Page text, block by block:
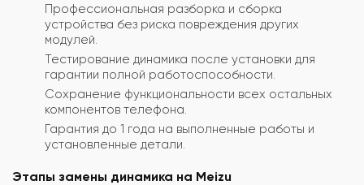
Профессиональная разборка и сборка
устройства без риска повреждения других
модулей.
Тестирование динамика после установки для
гарантии полной работоспособности.
Сохранение функциональности всех остальных
компонентов телефона.
Гарантия до 1 года на выполненные работы и
установленные детали.
Этапы замены динамика на Meizu